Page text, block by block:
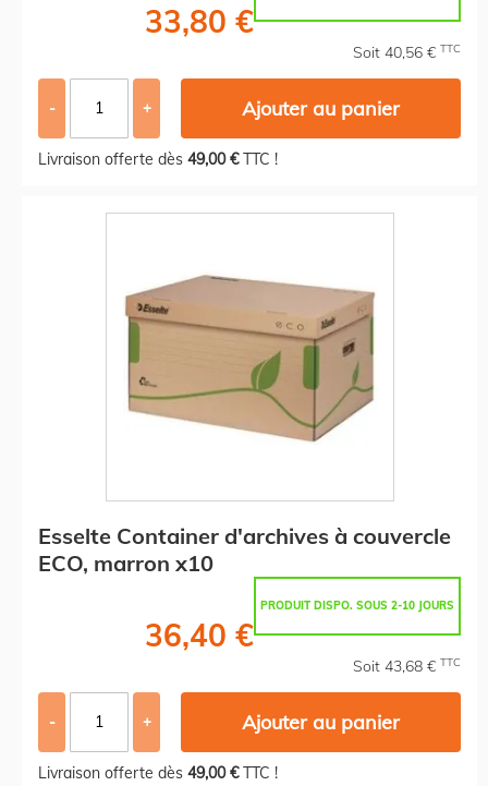
33,80 €
Soit 40,56 € TTC
- + Ajouter au panier
Livraison offerte dès 49,00 €TTC !
Esselte Container d'archives à couvercle
ECO, marron x10
PRODUIT DISPO. SOUS 2-10 JOURS
36,40 €
Soit 43,68 € TTC
- + Ajouter au panier
Livraison offerte dès 49,00 €TTC !